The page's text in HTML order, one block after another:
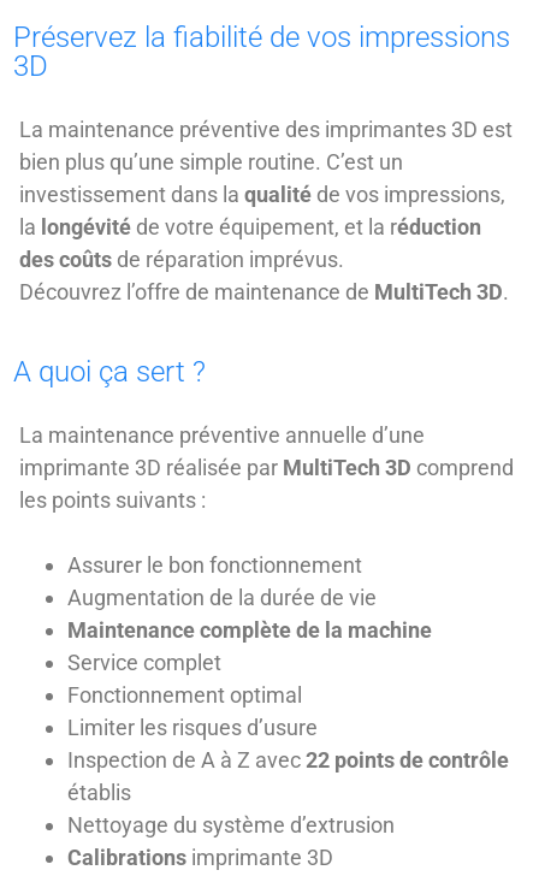
Préservez la fiabilité de vos impressions
3D
La maintenance préventive des imprimantes 3D est
bien plus qu’une simple routine. C’est un
investissement dans la qualité de vos impressions,
la longévité de votre équipement, et la réduction
des coûts de réparation imprévus.
Découvrez l’offre de maintenance de MultiTech 3D.
A quoi ça sert ?
La maintenance préventive annuelle d’une
imprimante 3D réalisée par MultiTech 3D comprend
les points suivants :
Assurer le bon fonctionnement
Augmentation de la durée de vie
Maintenance complète de la machine
Service complet
Fonctionnement optimal
Limiter les risques d’usure
Inspection de A à Z avec22 points de contrôle
établis
Nettoyage du système d’extrusion
Calibrations imprimante 3D